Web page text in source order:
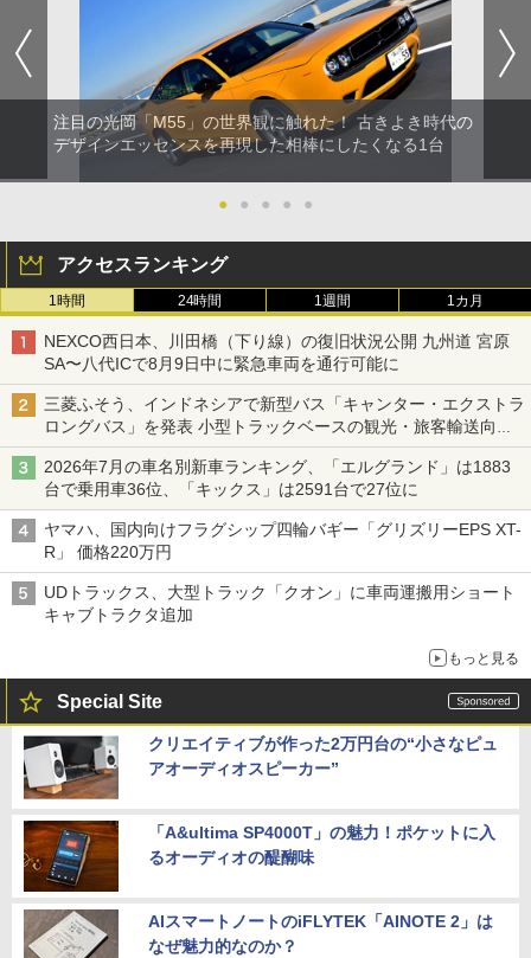
注目の光岡「M55」の世界観に触れた！ 古きよき時代の
デザインエッセンスを再現した相棒にしたくなる1台
● ● ● ● ●
アクセスランキング
1時間 24時間 1週間 1カ月
NEXCO西日本、川田橋（下り線）の復旧状況公開 九州道 宮原
SA〜八代ICで8月9日中に緊急車両を通行可能に
三菱ふそう、インドネシアで新型バス「キャンター・エクストラ
ロングバス」を発表 小型トラックベースの観光・旅客輸送向け
バス
2026年7月の車名別新車ランキング、「エルグランド」は1883
台で乗用車36位、「キックス」は2591台で27位に
ヤマハ、国内向けフラグシップ四輪バギー「グリズリーEPS XT-
R」 価格220万円
UDトラックス、大型トラック「クオン」に車両運搬用ショート
キャブトラクタ追加
もっと見る
Special Site
クリエイティブが作った2万円台の“小さなピュ
アオーディオスピーカー”
「A&ultima SP4000T」の魅力！ポケットに入
るオーディオの醍醐味
AIスマートノートのiFLYTEK「AINOTE 2」は
なぜ魅力的なのか？